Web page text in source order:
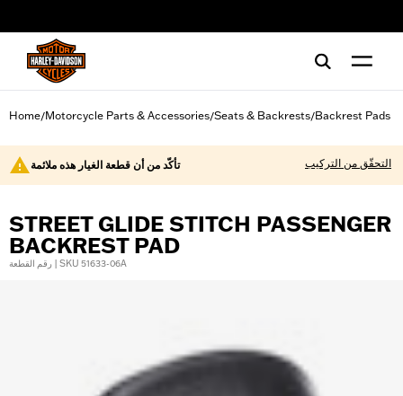
Home/Motorcycle Parts & Accessories/Seats & Backrests/Backrest Pads
تأكّد من أن قطعة الغيار هذه ملائمة التحقّق من التركيب
STREET GLIDE STITCH PASSENGER
BACKREST PAD
رقم القطعة | SKU 51633-06A